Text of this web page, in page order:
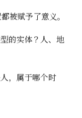
被赋予了意义。
的实体？人、地
，属于哪个时